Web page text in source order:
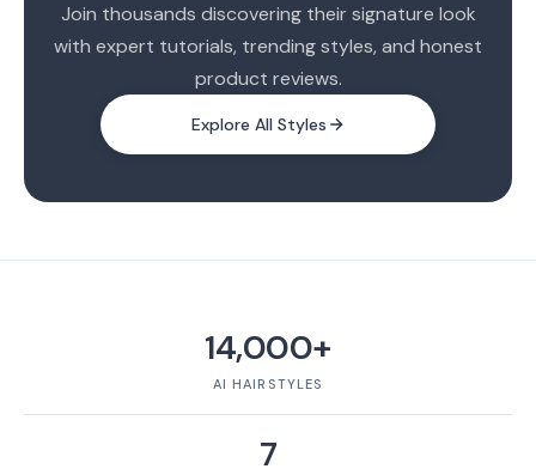
Join thousands discovering their signature look
with expert tutorials, trending styles, and honest
product reviews.
Explore All Styles
14,000+
AI HAIRSTYLES
7